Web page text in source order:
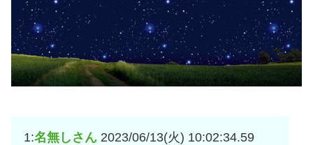
1:名無しさん 2023/06/13(火) 10:02:34.59